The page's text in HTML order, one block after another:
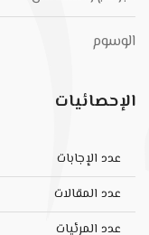
الوسوم
الإحصائيات
عدد الإجابات
عدد المقالات
عدد المرئيات